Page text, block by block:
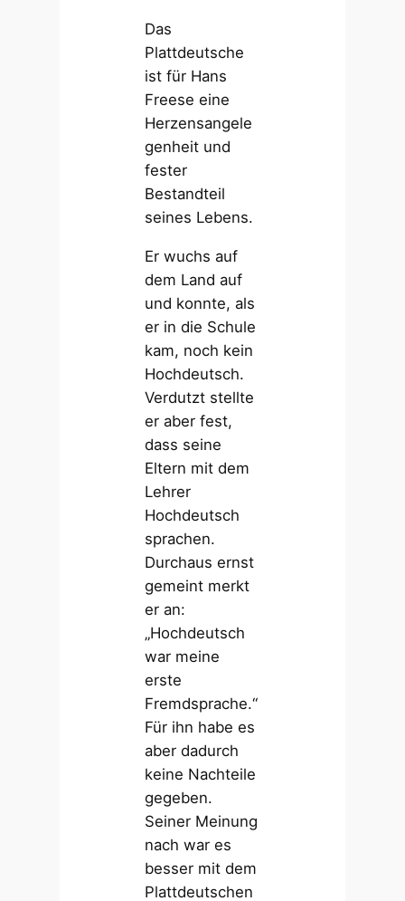
Das
Plattdeutsche
ist für Hans
Freese eine
Herzensangele
genheit und
fester
Bestandteil
seines Lebens.
Er wuchs auf
dem Land auf
und konnte, als
er in die Schule
kam, noch kein
Hochdeutsch.
Verdutzt stellte
er aber fest,
dass seine
Eltern mit dem
Lehrer
Hochdeutsch
sprachen.
Durchaus ernst
gemeint merkt
er an:
„Hochdeutsch
war meine
erste
Fremdsprache.“
Für ihn habe es
aber dadurch
keine Nachteile
gegeben.
Seiner Meinung
nach war es
besser mit dem
Plattdeutschen